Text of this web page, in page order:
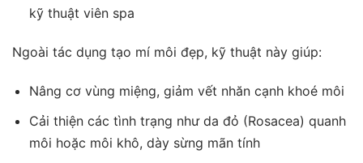
kỹ thuật viên spa
Ngoài tác dụng tạo mí môi đẹp, kỹ thuật này giúp:
Nâng cơ vùng miệng, giảm vết nhăn cạnh khoé môi
Cải thiện các tình trạng như da đỏ (Rosacea) quanh
môi hoặc môi khô, dày sừng mãn tính